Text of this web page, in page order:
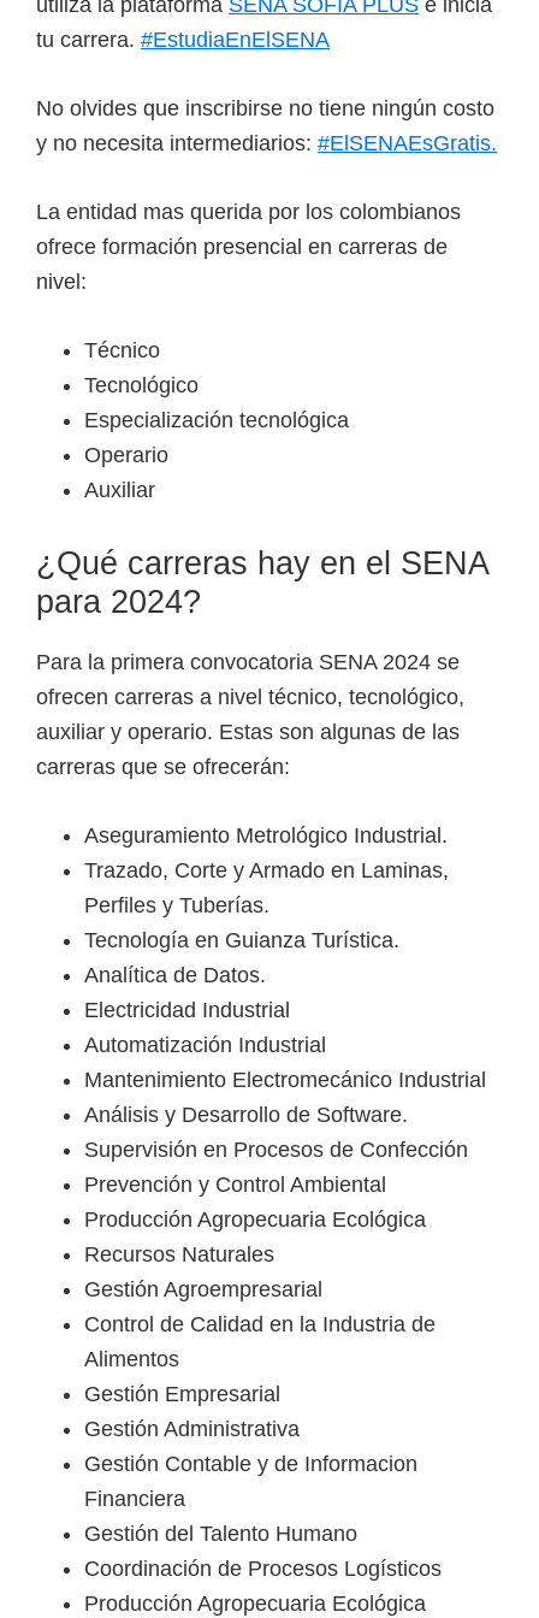
tu carrera. #EstudiaEnElSENA
No olvides que inscribirse no tiene ningún costo
y no necesita intermediarios: #ElSENAEsGratis.
La entidad mas querida por los colombianos
ofrece formación presencial en carreras de
nivel:
Técnico
Tecnológico
Especialización tecnológica
Operario
Auxiliar
¿Qué carreras hay en el SENA
para 2024?
Para la primera convocatoria SENA 2024 se
ofrecen carreras a nivel técnico, tecnológico,
auxiliar y operario. Estas son algunas de las
carreras que se ofrecerán:
Aseguramiento Metrológico Industrial.
Trazado, Corte y Armado en Laminas,
Perfiles y Tuberías.
Tecnología en Guianza Turística.
Analítica de Datos.
Electricidad Industrial
Automatización Industrial
Mantenimiento Electromecánico Industrial
Análisis y Desarrollo de Software.
Supervisión en Procesos de Confección
Prevención y Control Ambiental
Producción Agropecuaria Ecológica
Recursos Naturales
Gestión Agroempresarial
Control de Calidad en la Industria de
Alimentos
Gestión Empresarial
Gestión Administrativa
Gestión Contable y de Informacion
Financiera
Gestión del Talento Humano
Coordinación de Procesos Logísticos
Producción Agropecuaria Ecológica